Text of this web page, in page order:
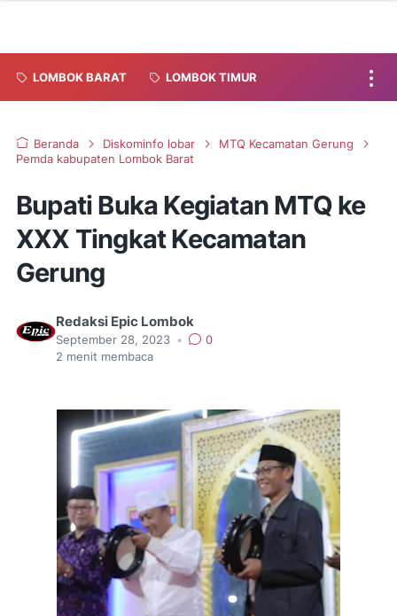
LOMBOK BARAT LOMBOK TIMUR
Beranda Diskominfo lobar
MTQ Kecamatan Gerung
Pemda kabupaten Lombok Barat
Bupati Buka Kegiatan MTQ ke
XXX Tingkat Kecamatan
Gerung
Redaksi Epic Lombok
September 28, 2023 •
0
2 menit membaca